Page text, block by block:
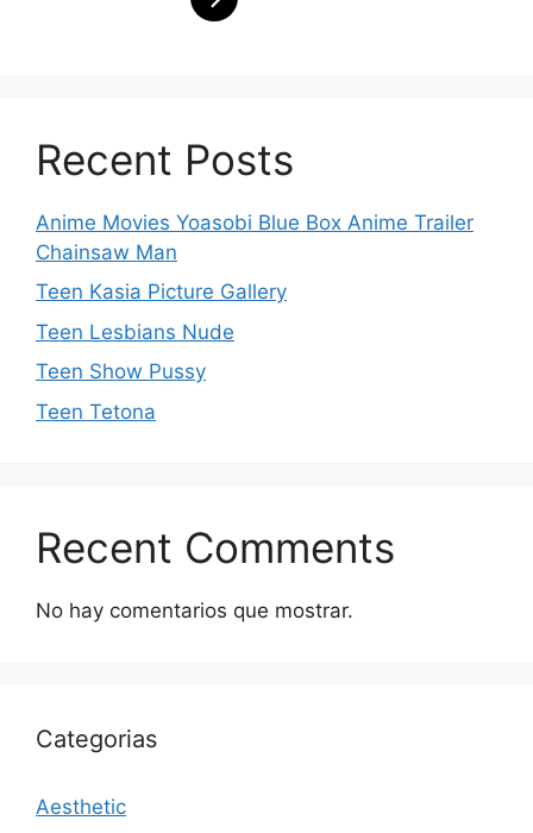
Recent Posts
Anime Movies Yoasobi Blue Box Anime Trailer
Chainsaw Man
Teen Kasia Picture Gallery
Teen Lesbians Nude
Teen Show Pussy
Teen Tetona
Recent Comments
No hay comentarios que mostrar.
Categorias
Aesthetic